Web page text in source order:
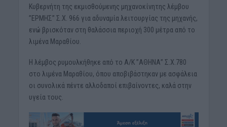
Κυβερνήτη της εκμισθούμενης μηχανοκίνητης λέμβου
”ΕΡΜΗΣ” Σ.Χ. 966 για αδυναμία λειτουργίας της μηχανής,
ενώ βρισκόταν στη θαλάσσια περιοχή 300 μέτρα από το
λιμένα Μαραθίου.
Η λέμβος ρυμουλκήθηκε από το Α/Κ ”ΑΘΗΝΑ” Σ.Χ.780
στο λιμένα Μαραθίου, όπου αποβιβάστηκαν με ασφάλεια
οι συνολικά πέντε αλλοδαποί επιβαίνοντες, καλά στην
υγεία τους.